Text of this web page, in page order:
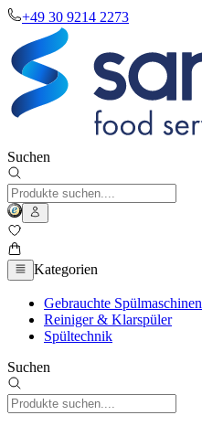
+49 30 9214 2273
Suchen
Kategorien
Gebrauchte Spülmaschinen
Reiniger & Klarspüler
Spültechnik
Suchen